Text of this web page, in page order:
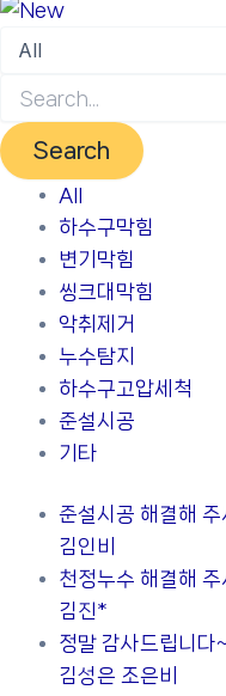
Search
All
하수구막힘
변기막힘
씽크대막힘
악취제거
누수탐지
하수구고압세척
준설시공
기타
준설시공 해결해
김인비
천정누수 해결해
김진*
정말 감사드립니다
김성은 조은비